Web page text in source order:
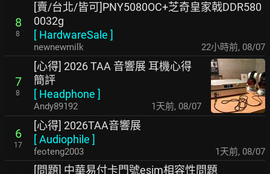
8
8
[賣/台北/皆可]PNY5080OC+芝奇皇家戟DDR580
0032g
[ HardwareSale ]
newnewmilk 22小時前, 08/07
7
8
[心得] 2026 TAA 音響展 耳機心得
簡評
[ Headphone ]
Andy89192 1天前, 08/07
6
17
[心得] 2026TAA音響展
[Audiophile ]
feoteng2003 1天前, 08/07
[問題] 中華易付卡門號esim相容性問題